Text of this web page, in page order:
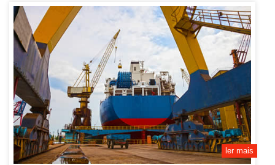
Flange, anéis e pinos, rolos para siderurgia, para laminação e para calandras, engrenagens e
redutores.
ler mais